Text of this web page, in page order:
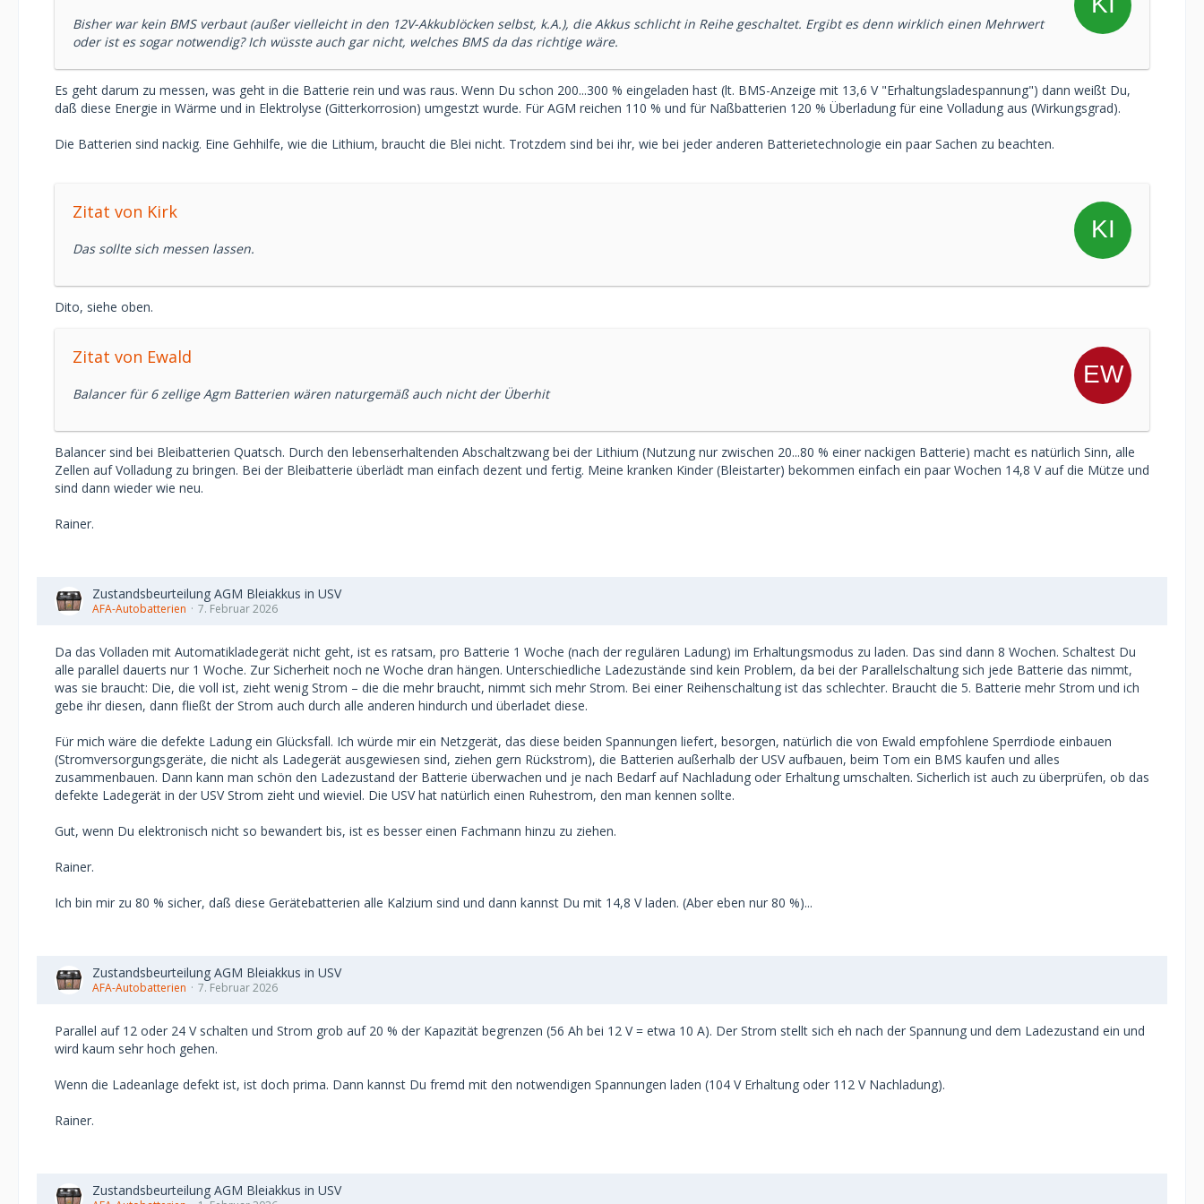
Bisher war kein BMS verbaut (außer vielleicht in den 12V-Akkublöcken selbst, k.A.), die Akkus schlicht in Reihe geschaltet. Ergibt es denn wirklich einen Mehrwert
oder ist es sogar notwendig? Ich wüsste auch gar nicht, welches BMS da das richtige wäre.
Es geht darum zu messen, was geht in die Batterie rein und was raus. Wenn Du schon 200...300 % eingeladen hast (lt. BMS-Anzeige mit 13,6 V "Erhaltungsladespannung") dann weißt Du,
daß diese Energie in Wärme und in Elektrolyse (Gitterkorrosion) umgestzt wurde. Für AGM reichen 110 % und für Naßbatterien 120 % Überladung für eine Volladung aus (Wirkungsgrad).
Die Batterien sind nackig. Eine Gehhilfe, wie die Lithium, braucht die Blei nicht. Trotzdem sind bei ihr, wie bei jeder anderen Batterietechnologie ein paar Sachen zu beachten.
Zitat von Kirk
Das sollte sich messen lassen.
Dito, siehe oben.
Zitat von Ewald
Balancer für 6 zellige Agm Batterien wären naturgemäß auch nicht der Überhit
Balancer sind bei Bleibatterien Quatsch. Durch den lebenserhaltenden Abschaltzwang bei der Lithium (Nutzung nur zwischen 20...80 % einer nackigen Batterie) macht es natürlich Sinn, alle
Zellen auf Volladung zu bringen. Bei der Bleibatterie überlädt man einfach dezent und fertig. Meine kranken Kinder (Bleistarter) bekommen einfach ein paar Wochen 14,8 V auf die Mütze und
sind dann wieder wie neu.
Rainer.
Zustandsbeurteilung AGM Bleiakkus in USV
AFA-Autobatterien 7. Februar 2026
Da das Volladen mit Automatikladegerät nicht geht, ist es ratsam, pro Batterie 1 Woche (nach der regulären Ladung) im Erhaltungsmodus zu laden. Das sind dann 8 Wochen. Schaltest Du
alle parallel dauerts nur 1 Woche. Zur Sicherheit noch ne Woche dran hängen. Unterschiedliche Ladezustände sind kein Problem, da bei der Parallelschaltung sich jede Batterie das nimmt,
was sie braucht: Die, die voll ist, zieht wenig Strom – die die mehr braucht, nimmt sich mehr Strom. Bei einer Reihenschaltung ist das schlechter. Braucht die 5. Batterie mehr Strom und ich
gebe ihr diesen, dann fließt der Strom auch durch alle anderen hindurch und überladet diese.
Für mich wäre die defekte Ladung ein Glücksfall. Ich würde mir ein Netzgerät, das diese beiden Spannungen liefert, besorgen, natürlich die von Ewald empfohlene Sperrdiode einbauen
(Stromversorgungsgeräte, die nicht als Ladegerät ausgewiesen sind, ziehen gern Rückstrom), die Batterien außerhalb der USV aufbauen, beim Tom ein BMS kaufen und alles
zusammenbauen. Dann kann man schön den Ladezustand der Batterie überwachen und je nach Bedarf auf Nachladung oder Erhaltung umschalten. Sicherlich ist auch zu überprüfen, ob das
defekte Ladegerät in der USV Strom zieht und wieviel. Die USV hat natürlich einen Ruhestrom, den man kennen sollte.
Gut, wenn Du elektronisch nicht so bewandert bis, ist es besser einen Fachmann hinzu zu ziehen.
Rainer.
Ich bin mir zu 80 % sicher, daß diese Gerätebatterien alle Kalzium sind und dann kannst Du mit 14,8 V laden. (Aber eben nur 80 %)...
Zustandsbeurteilung AGM Bleiakkus in USV
AFA-Autobatterien 7. Februar 2026
Parallel auf 12 oder 24 V schalten und Strom grob auf 20 % der Kapazität begrenzen (56 Ah bei 12 V = etwa 10 A). Der Strom stellt sich eh nach der Spannung und dem Ladezustand ein und
wird kaum sehr hoch gehen.
Wenn die Ladeanlage defekt ist, ist doch prima. Dann kannst Du fremd mit den notwendigen Spannungen laden (104 V Erhaltung oder 112 V Nachladung).
Rainer.
Zustandsbeurteilung AGM Bleiakkus in USV